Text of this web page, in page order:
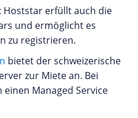
VPS eine erstklassige
auf Geschwindigkeit,
legen. Dedizierte
ORC Webhosting
und volle Kontrolle für
Mit leistungsstarker
perfekt für
: Hoststar erfüllt auch die
und ermöglicht es
zu registrieren.
bietet der schweizerische
zur Miete an. Bei
Managed Service